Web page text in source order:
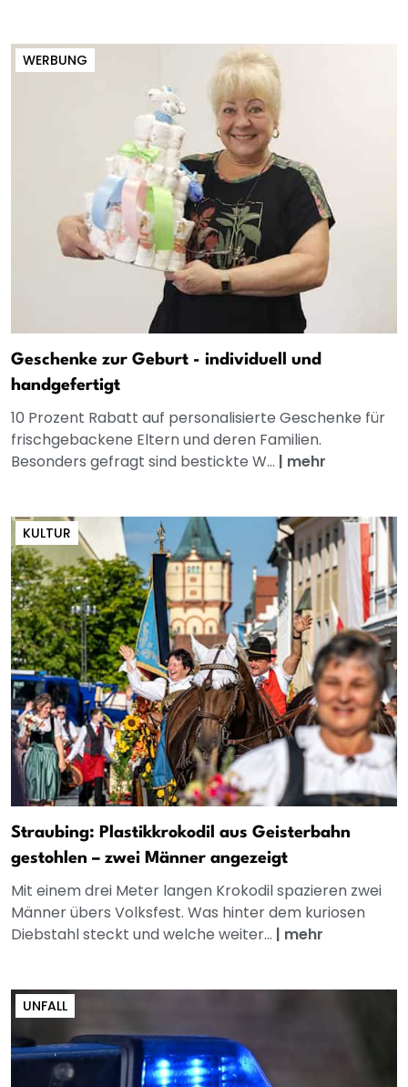
WERBUNG
Geschenke zur Geburt - individuell und
handgefertigt
10 Prozent Rabatt auf personalisierte Geschenke für
frischgebackene Eltern und deren Familien.
Besonders gefragt sind bestickte W... | mehr
KULTUR
Straubing: Plastikkrokodil aus Geisterbahn
gestohlen – zwei Männer angezeigt
Mit einem drei Meter langen Krokodil spazieren zwei
Männer übers Volksfest. Was hinter dem kuriosen
Diebstahl steckt und welche weiter... | mehr
UNFALL